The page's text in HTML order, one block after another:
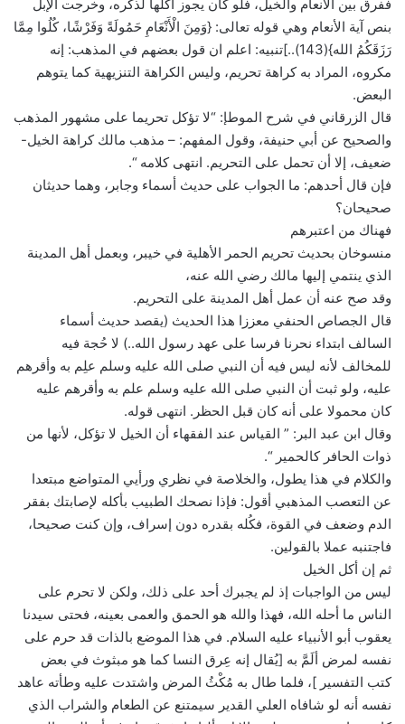
ففرق بين الأنعام والخيل، فلو كان يجوز أكلها لذكره، وخرجت الإبل
بنص آية الأنعام وهي قوله تعالى: {وَمِنَ الْأَنْعَامِ حَمُولَةً وَفَرْشًا، كُلُوا مِمَّا
رَزَقَكُمُ الله}(143)..]تنبيه: اعلم ان قول بعضهم في المذهب: إنه
مكروه، المراد به كراهة تحريم، وليس الكراهة التنزيهية كما يتوهم
البعض.
قال الزرقاني في شرح الموطإ: “لا تؤكل تحريما على مشهور المذهب
والصحيح عن أبي حنيفة، وقول المفهم: – مذهب مالك كراهة الخيل-
ضعيف، إلا أن تحمل على التحريم. انتهى كلامه “.
فإن قال أحدهم: ما الجواب على حديث أسماء وجابر، وهما حديثان
صحيحان؟
فهناك من اعتبرهم
منسوخان بحديث تحريم الحمر الأهلية في خيبر، وبعمل أهل المدينة
الذي ينتمي إليها مالك رضي الله عنه،
وقد صح عنه أن عمل أهل المدينة على التحريم.
قال الجصاص الحنفي معززا هذا الحديث (يقصد حديث أسماء
السالف ابتداء نحرنا فرسا على عهد رسول الله..) لا حُجة فيه
للمخالف لأنه ليس فيه أن النبي صلى الله عليه وسلم علِم به وأقرهم
عليه، ولو ثبت أن النبي صلى الله عليه وسلم علم به وأقرهم عليه
كان محمولا على أنه كان قبل الحظر. انتهى قوله.
وقال ابن عبد البر: ” القياس عند الفقهاء أن الخيل لا تؤكل، لأنها من
ذوات الحافر كالحمير “.
والكلام في هذا يطول، والخلاصة في نظري ورأيي المتواضع مبتعدا
عن التعصب المذهبي أقول: فإذا نصحك الطبيب بأكله لإصابتك بفقر
الدم وضعف في القوة، فكُله بقدره دون إسراف، وإن كنت صحيحا،
فاجتنبه عملا بالقولين.
ثم إن أكل الخيل
ليس من الواجبات إذ لم يجبرك أحد على ذلك، ولكن لا تحرم على
الناس ما أحله الله، فهذا والله هو الحمق والعمى بعينه، فحتى سيدنا
يعقوب أبو الأنبياء عليه السلام. في هذا الموضع بالذات قد حرم على
نفسه لمرض ألَمَّ به [يُقال إنه عِرق النسا كما هو مبثوث في بعض
كتب التفسير ]، فلما طال به مُكْثُ المرض واشتدت عليه وطأته عاهد
نفسه أنه لو شافاه العلي القدير سيمتنع عن الطعام والشراب الذي